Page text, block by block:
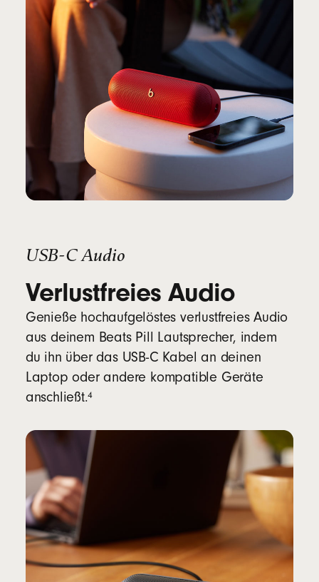
USB-C Audio
Verlustfreies Audio
Genieße hochaufgelöstes verlustfreies Audio
aus deinem Beats Pill Lautsprecher, indem
du ihn über das USB-C Kabel an deinen
Laptop oder andere kompatible Geräte
anschließt.⁠⁠footnote
⁠⁠⁠4